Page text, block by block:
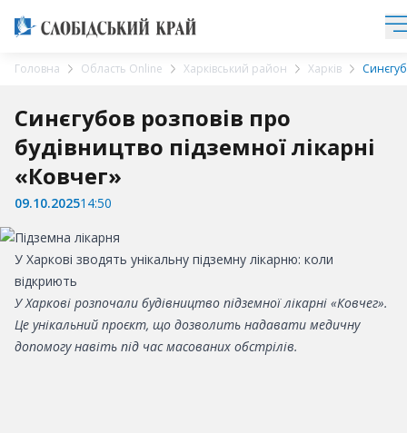
Головна Область Online Харківський район Харків
Синєгубов розповів про
будівництво підземної лікарні
«Ковчег»
09.10.202514:50
У Харкові зводять унікальну підземну лікарню: коли
відкриють
У Харкові розпочали будівництво підземної лікарні «Ковчег».
Це унікальний проєкт, що дозволить надавати медичну
допомогу навіть під час масованих обстрілів.